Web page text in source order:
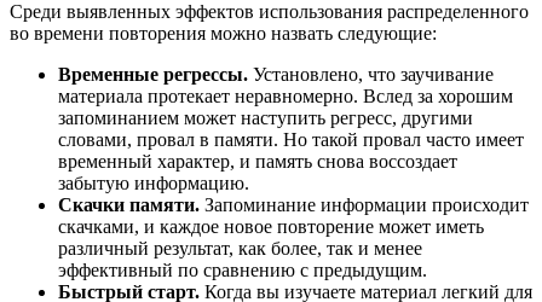
Среди выявленных эффектов использования распределенного
во времени повторения можно назвать следующие:
Временные регрессы. Установлено, что заучивание
материала протекает неравномерно. Вслед за хорошим
запоминанием может наступить регресс, другими
словами, провал в памяти. Но такой провал часто имеет
временный характер, и память снова воссоздает
забытую информацию.
Скачки памяти. Запоминание информации происходит
скачками, и каждое новое повторение может иметь
различный результат, как более, так и менее
эффективный по сравнению с предыдущим.
Быстрый старт. Когда вы изучаете материал легкий для